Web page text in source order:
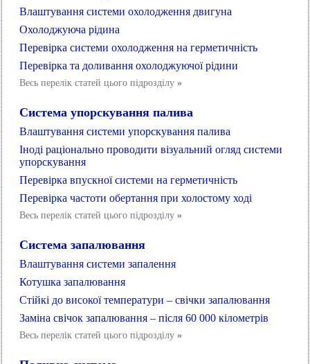
Влаштування системи охолодження двигуна
Охолоджуюча рідина
Перевірка системи охолодження на герметичність
Перевірка та доливання охолоджуючої рідини
Весь перелік статей цього підрозділу »
Система упорскування палива
Влаштування системи упорскування палива
Іноді раціонально проводити візуальний огляд системи
упорскування
Перевірка впускної системи на герметичність
Перевірка частоти обертання при холостому ході
Весь перелік статей цього підрозділу »
Система запалювання
Влаштування системи запалення
Котушка запалювання
Стійкі до високої температури – свічки запалювання
Заміна свічок запалювання – після 60 000 кілометрів
Весь перелік статей цього підрозділу »